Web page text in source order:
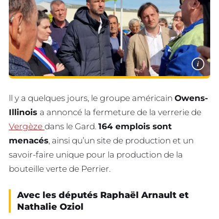
i
ll y a quelques jours, le groupe américain Owens-
Illinois a annoncé la fermeture de la verrerie de
Vergèze dans le Gard. 164 emplois sont
menacés, ainsi qu’un site de production et un
savoir-faire unique pour la production de la
bouteille verte de Perrier.
Avec les députés Raphaël Arnault et
Nathalie Oziol